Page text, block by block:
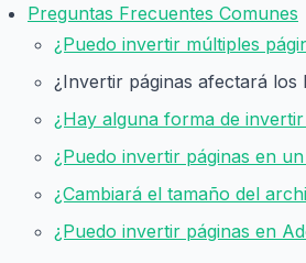
Preguntas Frecuentes Comunes
¿Puedo invertir múltiples
¿Invertir páginas afectará
¿Hay alguna forma de
¿Puedo invertir páginas en
¿Cambiará el tamaño del
¿Puedo invertir páginas en